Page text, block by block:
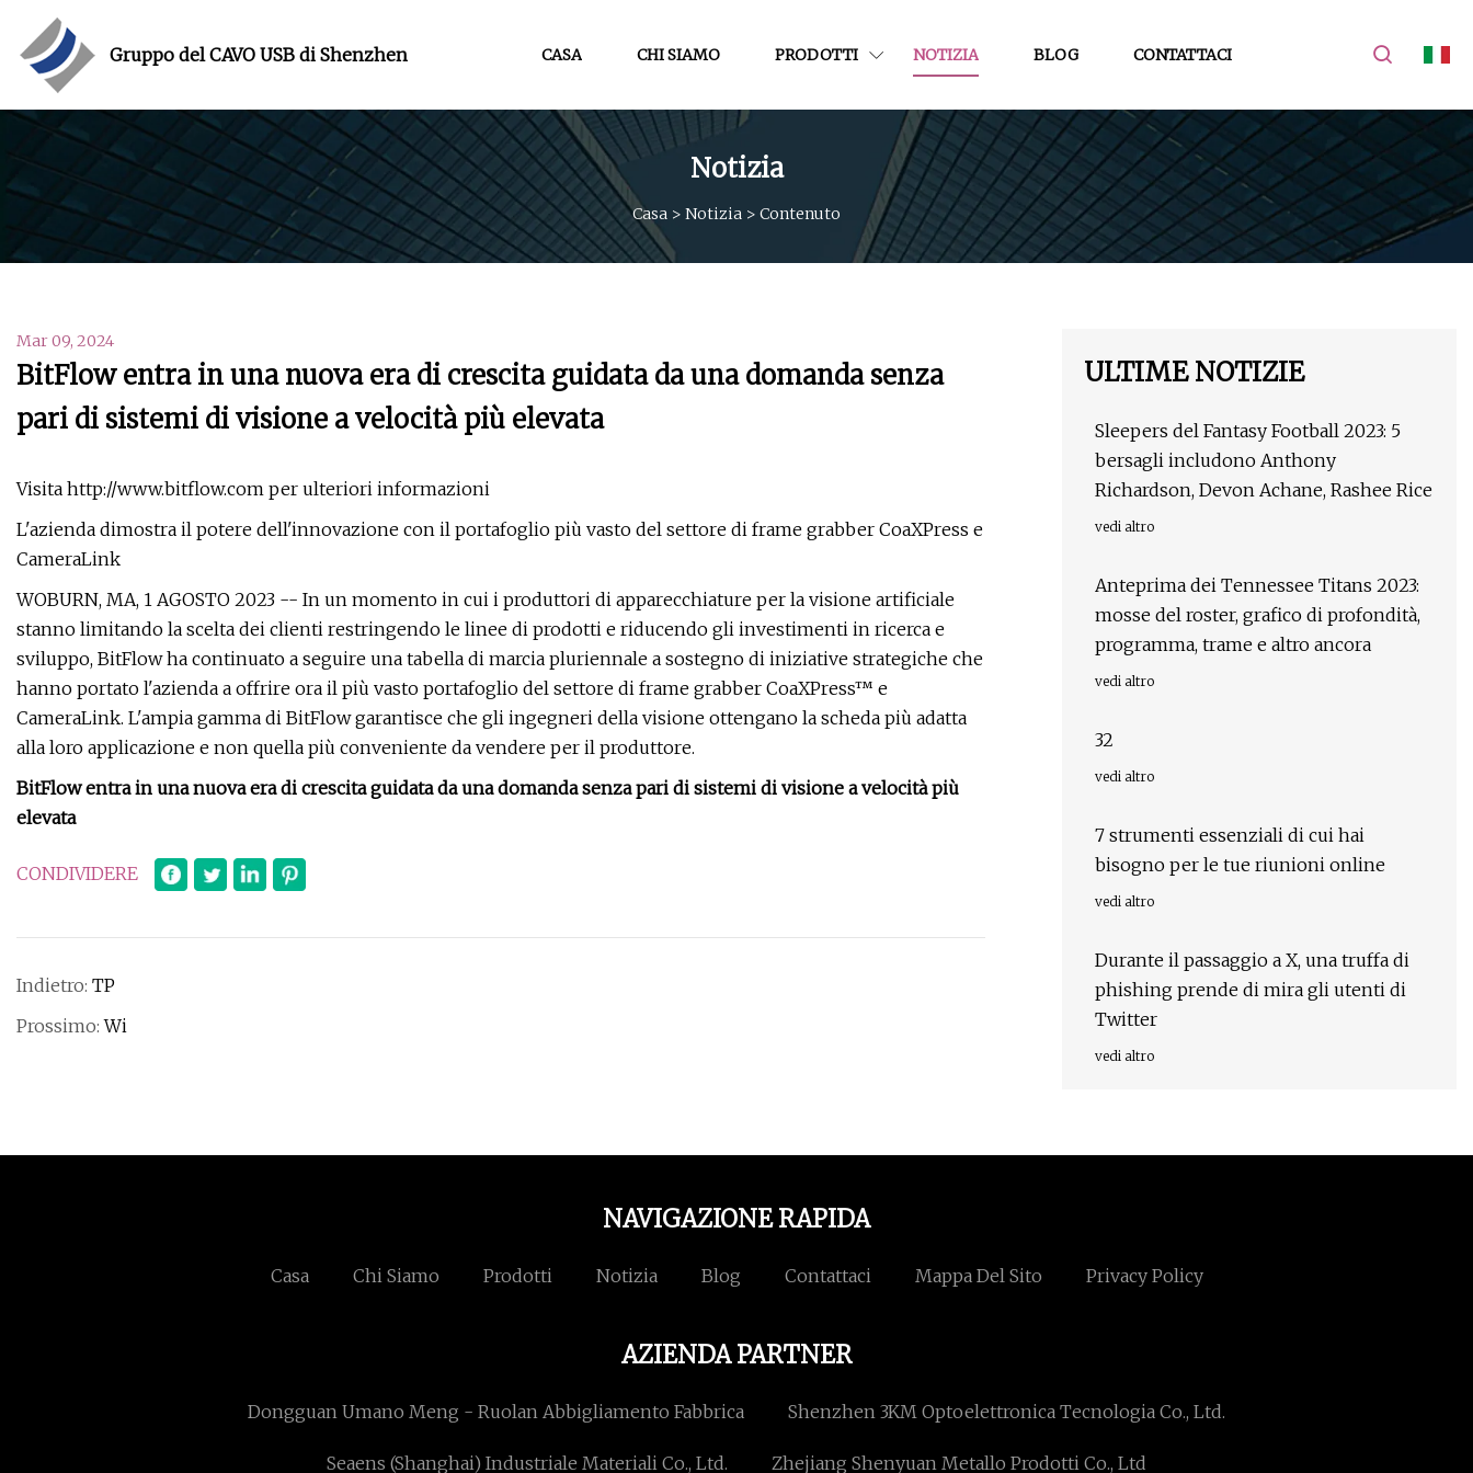
Gruppo del CAVO USB di Shenzhen CASA CHI SIAMO PRODOTTI NOTIZIA BLOG CONTATTACI
Notizia
Casa > Notizia > Contenuto
Mar 09, 2024
BitFlow entra in una nuova era di crescita guidata da una domanda senza
pari di sistemi di visione a velocità più elevata
Visita http://www.bitflow.com per ulteriori informazioni
L'azienda dimostra il potere dell'innovazione con il portafoglio più vasto del settore di frame grabber CoaXPress e
CameraLink
WOBURN, MA, 1 AGOSTO 2023 -- In un momento in cui i produttori di apparecchiature per la visione artificiale
stanno limitando la scelta dei clienti restringendo le linee di prodotti e riducendo gli investimenti in ricerca e
sviluppo, BitFlow ha continuato a seguire una tabella di marcia pluriennale a sostegno di iniziative strategiche che
hanno portato l'azienda a offrire ora il più vasto portafoglio del settore di frame grabber CoaXPress™ e
CameraLink. L'ampia gamma di BitFlow garantisce che gli ingegneri della visione ottengano la scheda più adatta
alla loro applicazione e non quella più conveniente da vendere per il produttore.
BitFlow entra in una nuova era di crescita guidata da una domanda senza pari di sistemi di visione a velocità più
elevata
CONDIVIDERE
Indietro: TP
Prossimo:Wi
ULTIME NOTIZIE
Sleepers del Fantasy Football 2023: 5
bersagli includono Anthony
Richardson, Devon Achane, Rashee Rice
vedi altro
Anteprima dei Tennessee Titans 2023:
mosse del roster, grafico di profondità,
programma, trame e altro ancora
vedi altro
32
vedi altro
7 strumenti essenziali di cui hai
bisogno per le tue riunioni online
vedi altro
Durante il passaggio a X, una truffa di
phishing prende di mira gli utenti di
Twitter
vedi altro
NAVIGAZIONE RAPIDA
Casa Chi Siamo Prodotti Notizia Blog Contattaci Mappa Del Sito Privacy Policy
AZIENDA PARTNER
Dongguan Umano Meng - Ruolan Abbigliamento Fabbrica Shenzhen 3KM Optoelettronica Tecnologia Co., Ltd.
Seaens (Shanghai) Industriale Materiali Co., Ltd. Zhejiang Shenyuan Metallo Prodotti Co., Ltd